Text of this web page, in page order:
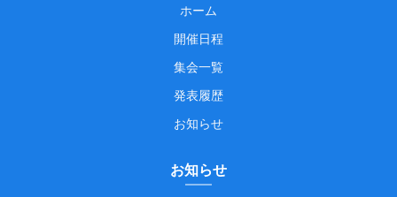
ホーム
開催日程
集会一覧
発表履歴
お知らせ
お知らせ